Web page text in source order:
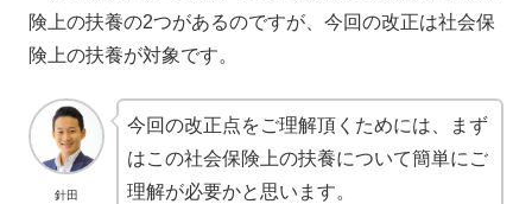
険上の扶養の2つがあるのですが、今回の改正は社会保
険上の扶養が対象です。
針田
今回の改正点をご理解頂くためには、まず
はこの社会保険上の扶養について簡単にご
理解が必要かと思います。